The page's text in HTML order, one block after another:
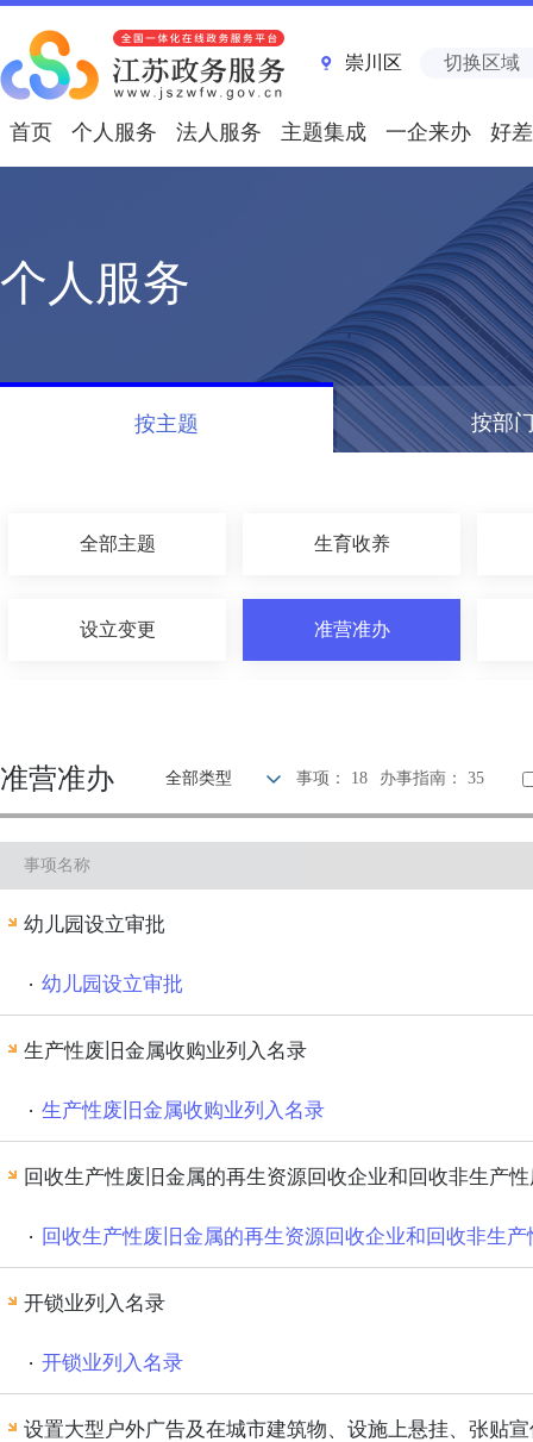
崇川区 切换区域
首页 个人服务 法人服务 主题集成 一企来办 好
个人服务
按主题 按部
全部主题 生育收养
设立变更 准营准办
文化体育 公用事业
准营准办 全部类型 事项： 18 办事指南： 35
事项名称
幼儿园设立审批
幼儿园设立审批
生产性废旧金属收购业列入名录
生产性废旧金属收购业列入名录
回收生产性废旧金属的再生资源回收企业和回收非生产
回收生产性废旧金属的再生资源回收企业和回收非生
开锁业列入名录
开锁业列入名录
设置大型户外广告及在城市建筑物、设施上悬挂、张贴